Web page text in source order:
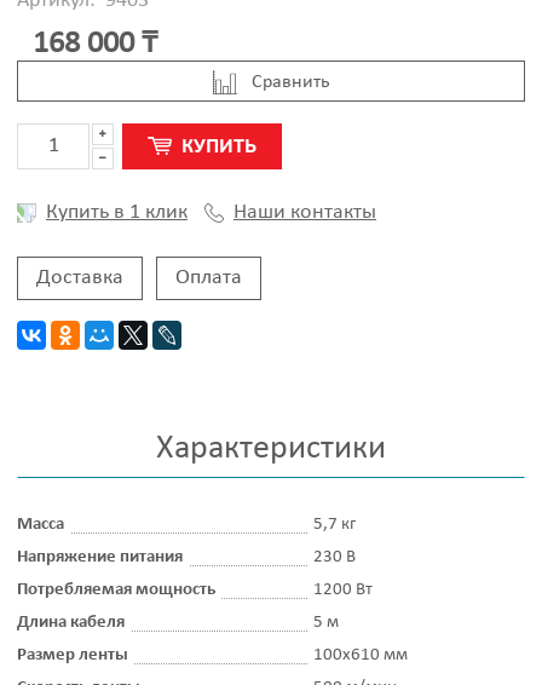
168 000 ₸
Cравнить
КУПИТЬ
Купить в 1 клик Наши контакты
Доставка Оплата
Характеристики
Масса
5,7 кг
Напряжение питания
230 В
Потребляемая мощность
1200 Вт
Длина кабеля
5 м
Размер ленты
100x610 мм